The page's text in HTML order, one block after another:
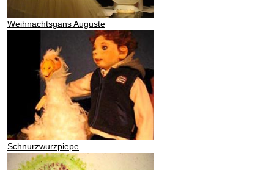
Weihnachtsgans Auguste
Schnurzwurzpiepe